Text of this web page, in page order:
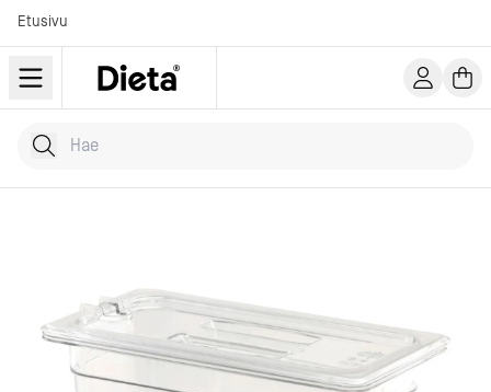
Etusivu
Hae tuotteita
Kirjoita hakusana...